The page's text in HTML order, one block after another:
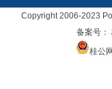
Copyright 2006-2023
备案号：
桂公